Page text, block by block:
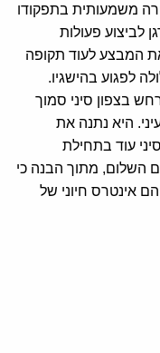
משמעותית בתפקודו
לביצוע פעולות
המבצע לעוד תקופה
לפגוע בהישגיו.
בצפון סיני סמוך
היא נתנה את
עוד בתחילת
השלום, מתוך הבנה כי
אינטרס חיוני של